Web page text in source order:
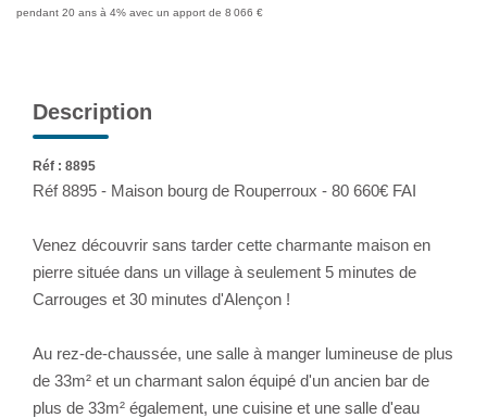
pendant 20 ans à 4% avec un apport de 8 066 €
Description
Réf : 8895
Réf 8895 - Maison bourg de Rouperroux - 80 660€ FAI
Venez découvrir sans tarder cette charmante maison en
pierre située dans un village à seulement 5 minutes de
Carrouges et 30 minutes d'Alençon !
Au rez-de-chaussée, une salle à manger lumineuse de plus
de 33m² et un charmant salon équipé d'un ancien bar de
plus de 33m² également, une cuisine et une salle d'eau